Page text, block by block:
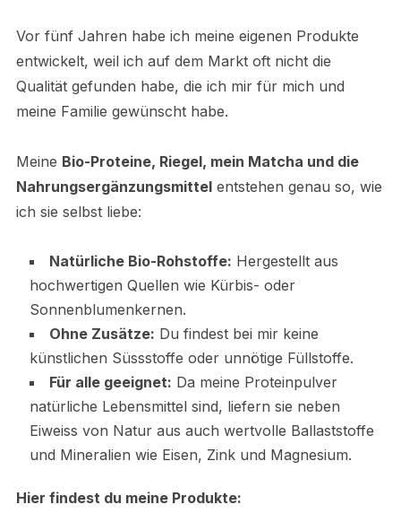
Vor fünf Jahren habe ich meine eigenen Produkte
entwickelt, weil ich auf dem Markt oft nicht die
Qualität gefunden habe, die ich mir für mich und
meine Familie gewünscht habe.
Meine Bio-Proteine, Riegel, mein Matcha und die
Nahrungsergänzungsmittelentstehen genau so, wie
ich sie selbst liebe:
Natürliche Bio-Rohstoffe: Hergestellt aus
hochwertigen Quellen wie Kürbis- oder
Sonnenblumenkernen.
Ohne Zusätze: Du findest bei mir keine
künstlichen Süssstoffe oder unnötige Füllstoffe.
Für alle geeignet: Da meine Proteinpulver
natürliche Lebensmittel sind, liefern sie neben
Eiweiss von Natur aus auch wertvolle Ballaststoffe
und Mineralien wie Eisen, Zink und Magnesium.
Hier findest du meine Produkte: